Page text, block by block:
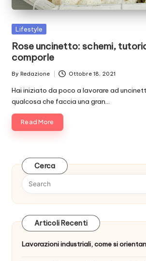
Posted
Lifestyle
Rose uncinetto: schemi,
comporle
Posted
by
By Redazione Ottobre 18, 2021
Hai iniziato da poco a lavorare ad
qualcosa che faccia una gran…
Read More
Cerca
Articoli Recenti
Lavorazioni industriali, come si